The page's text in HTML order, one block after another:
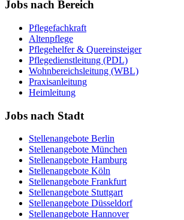
Jobs nach Bereich
Pflegefachkraft
Altenpflege
Pflegehelfer & Quereinsteiger
Pflegedienstleitung (PDL)
Wohnbereichsleitung (WBL)
Praxisanleitung
Heimleitung
Jobs nach Stadt
Stellenangebote Berlin
Stellenangebote München
Stellenangebote Hamburg
Stellenangebote Köln
Stellenangebote Frankfurt
Stellenangebote Stuttgart
Stellenangebote Düsseldorf
Stellenangebote Hannover